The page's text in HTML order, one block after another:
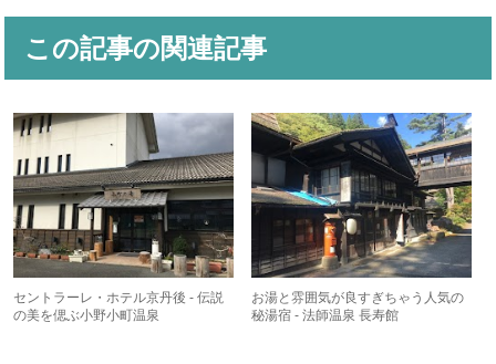
この記事の関連記事
セントラーレ・ホテル京丹後 - 伝説
の美を偲ぶ小野小町温泉
お湯と雰囲気が良すぎちゃう人気の
秘湯宿 - 法師温泉 長寿館